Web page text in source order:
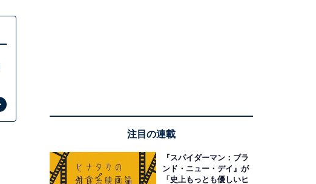
注目の連載
『スパイダーマン：ブラ
ンド・ニュー・デイ』が
「史上もっとも優しいヒ